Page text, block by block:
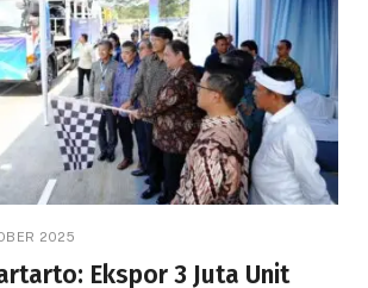
2025
Ekspor 3 Juta Unit